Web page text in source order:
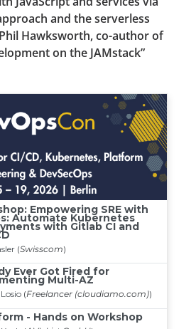
and the serverless
Hawksworth, co-author of
on the JAMstack”